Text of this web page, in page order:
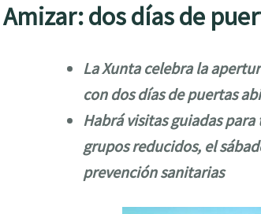
dos días de
La Xunta celebra la
con dos días de puertas
Habrá visitas guiadas
grupos reducidos, el
prevención sanitarias